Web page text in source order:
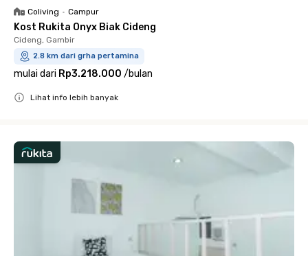
Coliving • Campur
Kost Rukita Onyx Biak Cideng
Cideng, Gambir
2.8 km dari grha pertamina
mulai dari Rp3.218.000 /bulan
Lihat info lebih banyak